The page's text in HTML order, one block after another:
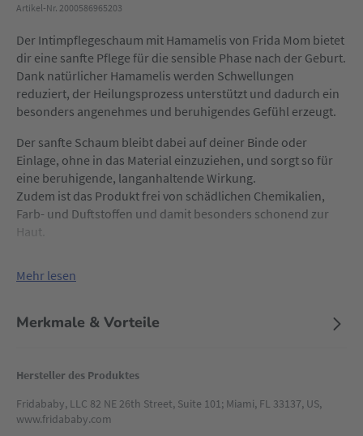
Artikel-Nr. 2000586965203
Der Intimpflegeschaum mit Hamamelis von Frida Mom bietet
dir eine sanfte Pflege für die sensible Phase nach der Geburt.
Dank natürlicher Hamamelis werden Schwellungen
reduziert, der Heilungsprozess unterstützt und dadurch ein
besonders angenehmes und beruhigendes Gefühl erzeugt.
Der sanfte Schaum bleibt dabei auf deiner Binde oder
Einlage, ohne in das Material einzuziehen, und sorgt so für
eine beruhigende, langanhaltende Wirkung.
Zudem ist das Produkt frei von schädlichen Chemikalien,
Farb- und Duftstoffen und damit besonders schonend zur
Haut.
Mehr lesen
Merkmale & Vorteile
Hersteller des Produktes
Fridababy, LLC 82 NE 26th Street, Suite 101; Miami, FL 33137, US,
www.fridababy.com